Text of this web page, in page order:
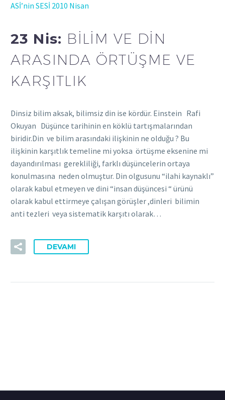
ASİ’nin SESİ 2010 Nisan
23 Nis: BİLİM VE DİN
ARASINDA ÖRTÜŞME VE
KARŞITLIK
Dinsiz bilim aksak, bilimsiz din ise kördür. Einstein Rafi
Okuyan Düşünce tarihinin en köklü tartışmalarından
biridir.Din ve bilim arasındaki ilişkinin ne olduğu ? Bu
ilişkinin karşıtlık temeline mi yoksa örtüşme eksenine mi
dayandırılması gerekliliği, farklı düşüncelerin ortaya
konulmasına neden olmuştur. Din olgusunu “ilahi kaynaklı”
olarak kabul etmeyen ve dini “insan düşüncesi “ ürünü
olarak kabul ettirmeye çalışan görüşler ,dinleri bilimin
anti tezleri veya sistematik karşıtı olarak…
DEVAMI